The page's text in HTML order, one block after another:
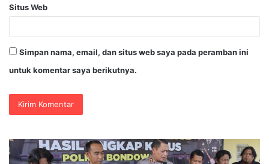
Situs Web
Simpan nama, email, dan situs web saya pada peramban ini
untuk komentar saya berikutnya.
Universitas
Palangka